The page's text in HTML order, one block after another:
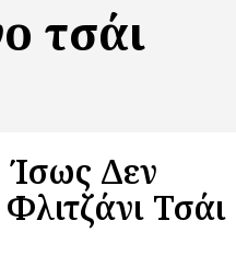
τσάι
Δεν
Τσάι